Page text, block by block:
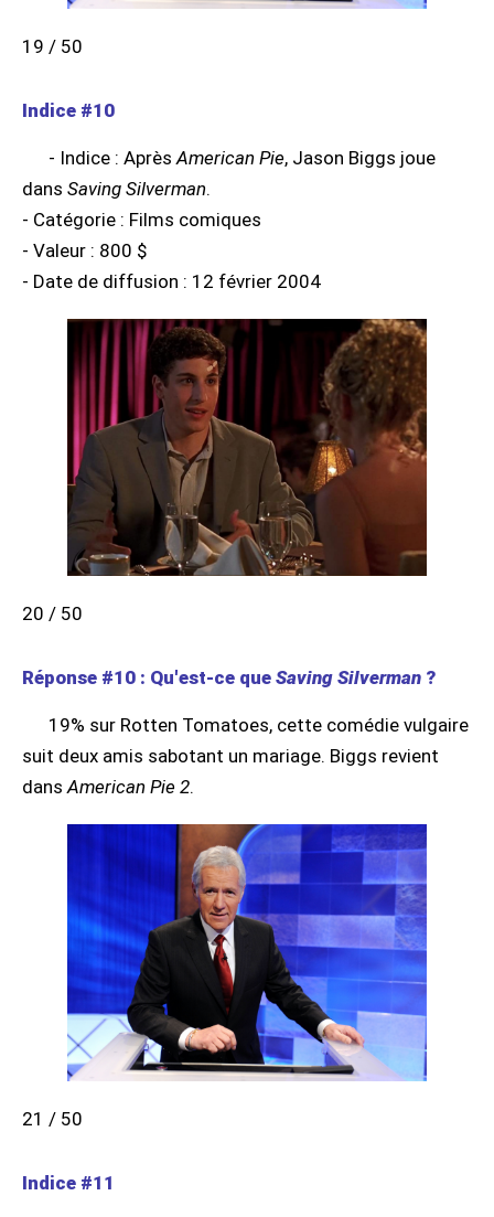
19 / 50
Indice #10
- Indice : AprèsAmerican Pie, Jason Biggs joue
dans Saving Silverman.
- Catégorie : Films comiques
- Valeur : 800 $
- Date de diffusion : 12 février 2004
20 / 50
Réponse #10 : Qu'est-ce que Saving Silverman ?
19% sur Rotten Tomatoes, cette comédie vulgaire
suit deux amis sabotant un mariage. Biggs revient
dans American Pie 2.
21 / 50
Indice #11